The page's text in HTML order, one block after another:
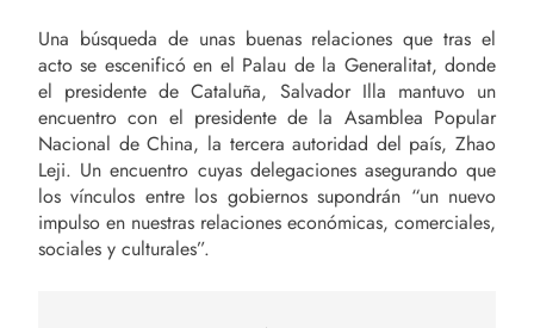
Una búsqueda de unas buenas relaciones que tras el
acto se escenificó en el Palau de la Generalitat, donde
el presidente de Cataluña, Salvador Illa mantuvo un
encuentro con el presidente de la Asamblea Popular
Nacional de China, la tercera autoridad del país, Zhao
Leji. Un encuentro cuyas delegaciones asegurando que
los vínculos entre los gobiernos supondrán “un nuevo
impulso en nuestras relaciones económicas, comerciales,
sociales y culturales”.